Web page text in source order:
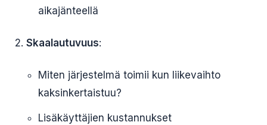
aikajänteellä
Skaalautuvuus:
Miten järjestelmä toimii kun liikevaihto
kaksinkertaistuu?
Lisäkäyttäjien kustannukset